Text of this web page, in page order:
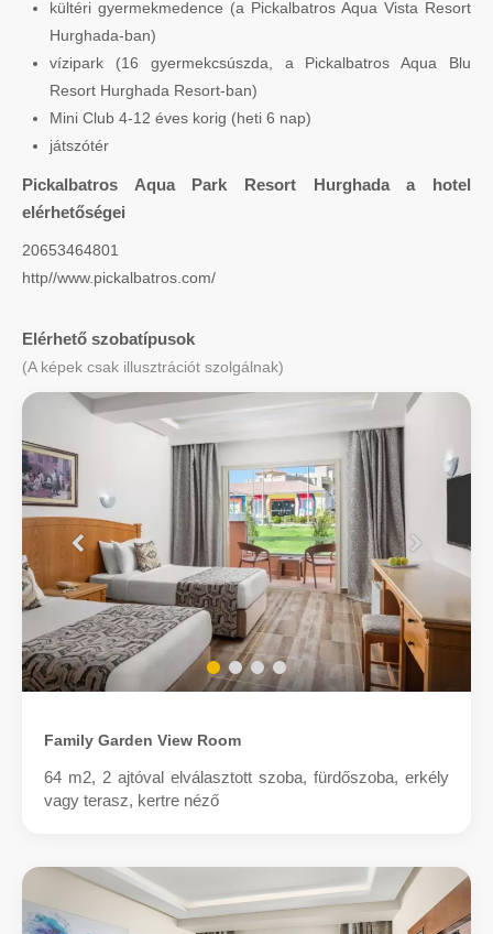
kültéri gyermekmedence (a Pickalbatros Aqua Vista Resort
Hurghada-ban)
vízipark (16 gyermekcsúszda, a Pickalbatros Aqua Blu
Resort Hurghada Resort-ban)
Mini Club 4-12 éves korig (heti 6 nap)
játszótér
Pickalbatros Aqua Park Resort Hurghada a hotel
elérhetőségei
20653464801
http//www.pickalbatros.com/
Elérhető szobatípusok
(A képek csak illusztrációt szolgálnak)
Family Garden View Room
64 m2, 2 ajtóval elválasztott szoba, fürdőszoba, erkély
vagy terasz, kertre néző